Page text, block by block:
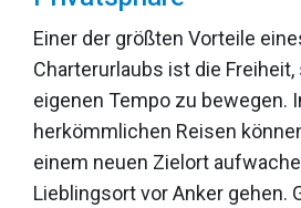
Einer der größten Vorteile
Charterurlaubs ist die
eigenen Tempo zu bewegen.
herkömmlichen Reisen
einem neuen Zielort
Lieblingsort vor Anker gehen.